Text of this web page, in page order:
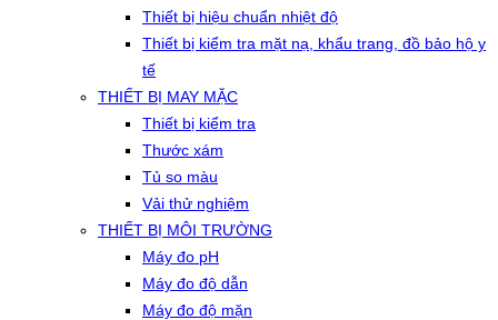
Thiết bị hiệu chuẩn nhiệt độ
Thiết bị kiểm tra mặt nạ, khẩu trang, đồ bảo hộ y
tế
THIẾT BỊ MAY MẶC
Thiết bị kiểm tra
Thước xám
Tủ so màu
Vải thử nghiệm
THIẾT BỊ MÔI TRƯỜNG
Máy đo pH
Máy đo độ dẫn
Máy đo độ mặn